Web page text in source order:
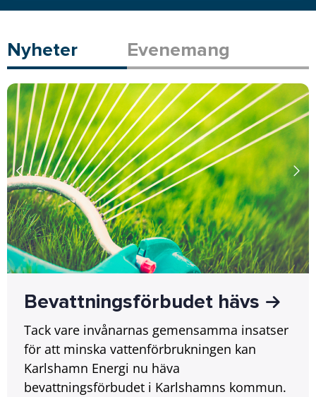
Nyheter Evenemang
Bevattningsförbudet hävs
Tack vare invånarnas gemensamma insatser
för att minska vattenförbrukningen kan
Karlshamn Energi nu häva
bevattningsförbudet i Karlshamns kommun.